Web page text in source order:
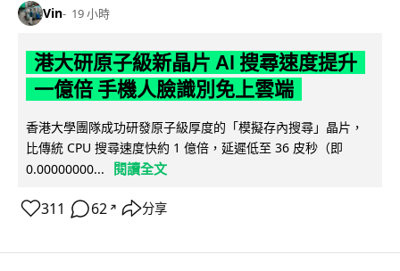
Vin 19 小時
港大研原子級新晶片 AI 搜尋速度提升
一億倍 手機人臉識別免上雲端
香港大學團隊成功研發原子級厚度的「模擬存內搜尋」晶片，
比傳統 CPU 搜尋速度快約 1 億倍，延遲低至 36 皮秒（即
0.00000000...
閱讀全文
311 62 ↗ 分享